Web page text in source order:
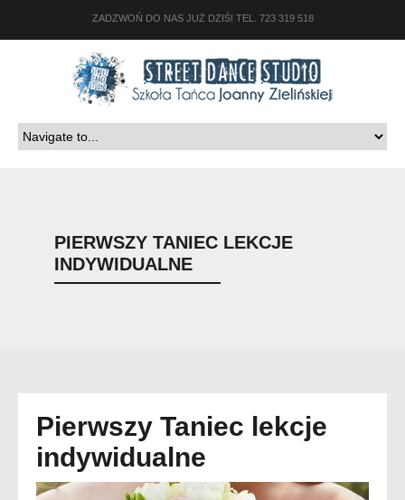
ZADZWOŃ DO NAS JUŻ DZIŚ! TEL. 723 319 518
PIERWSZY TANIEC LEKCJE
INDYWIDUALNE
Pierwszy Taniec lekcje
indywidualne